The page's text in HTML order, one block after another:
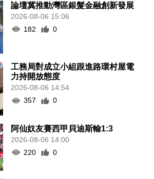
論壇冀推動灣區銀髮金融創新發展
2026-08-06 15:06
182
0
工務局對成立小組跟進路環村屋電
力持開放態度
2026-08-06 14:54
357
0
阿仙奴友賽西甲貝迪斯輸1:3
2026-08-06 14:00
220
0